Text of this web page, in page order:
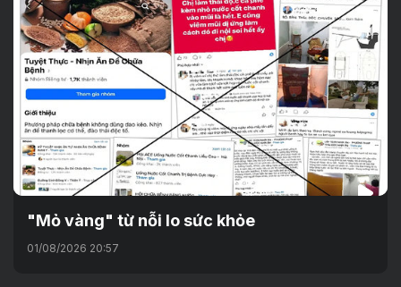
"Mỏ vàng" từ nỗi lo sức khỏe
01/08/2026 20:57